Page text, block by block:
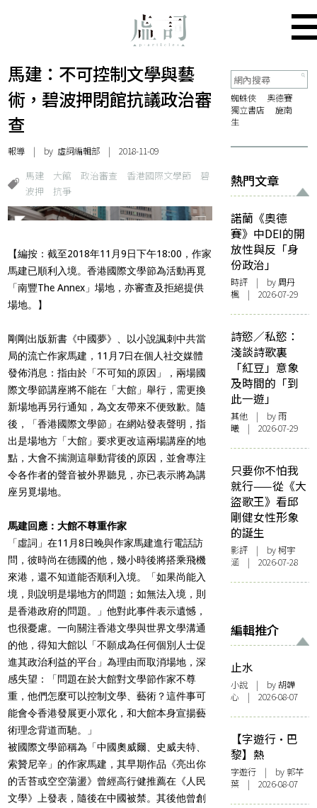
馬建：不可控制文學與藝
術，碧波押閉館抗議政治審
查
報導 | by 虛詞編輯部 | 2018-11-09
馬建 大館 政治審查 香港國際文學節
碧
波押
抗爭
【編按：截至2018年11月9日下午18:00，作家
馬建已順利入境。香港國際文學節為活動再覓
「南豐The Annex」場地，亦審查及拒絕提供
場地。】
剛剛出版新書《中國夢》、以小說諷刺中共當
局的流亡作家馬建，11月7日在個人社交媒體
發佈消息：指由於「不可知的原因」，兩場國
際文學節講座將不能在「大館」舉行，需更換
新場地再另行通知，為文友帶來不便致歉。隨
後，「香港國際文學節」在網站發表聲明，指
出是場地方「大館」要求更改這兩場講座的地
點，大會不揣測這舉動背後的原因，並會專注
令各作者的聲音被外界聽見，亦已表示將為講
座另覓場地。
馬建回應：大館不尊重作家
「虛詞」在11月8日晚與作家馬建進行電話訪
問，彼時尚在德國的他，幾小時後將搭乘飛機
來港，還不知道能否順利入境。「如果尚能入
境，則說明是場地方的問題；如無法入境，則
是香港政府的問題。」他對此事件表示遺憾，
也很憂慮。一向關注香港文學與世界文學溝通
的他，得知大館以「不願成為任何個別人士促
進其政治利益的平台」為理由而取消場地，深
感失望：「問題在於大館對文學節作家不尊
重，他們怎麼可以控制文學、藝術？這件事可
能會令香港發展更小眾化，和大館本身宣揚藝
術理念背道而馳。」
被國際文學節稱為「中國奧威爾、史威夫特、
索贊尼辛」的作家馬建，其早期作品《亮出你
的舌苔或空空蕩盪》曾經高行健推薦在《人民
文學》上發表，隨後在中國被禁。其後他曾創
蜘蛛俠
奧德賽
獨立書店
施南
生
熱門文章
諾蘭《奧德
賽》中DEI的開
放性與反「身
份政治」
時評 | by周丹
楓 | 2026-07-29
詩慾／私慾：
淺談詩歌裏
「紅豆」意象
及時間的「到
此一遊」
其他 | by 雨
曦 | 2026-07-29
只要你不怕我
就行——從《大
盜歌王》看邱
剛健女性形象
的誕生
影評 | by 柯宇
涵 | 2026-07-28
編輯推介
止水
小說 | by 胡韡
心 | 2026-08-07
【字遊行·巴
黎】熱
字遊行 | by 郭芊
葉 | 2026-08-07